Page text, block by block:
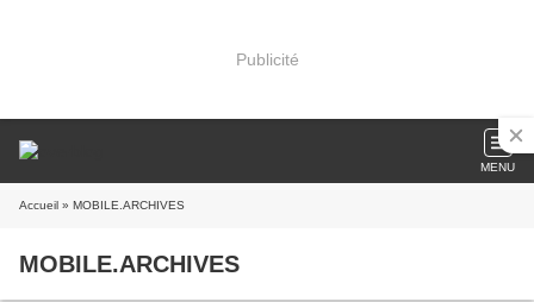
Publicité
MENU
Accueil » MOBILE.ARCHIVES
MOBILE.ARCHIVES